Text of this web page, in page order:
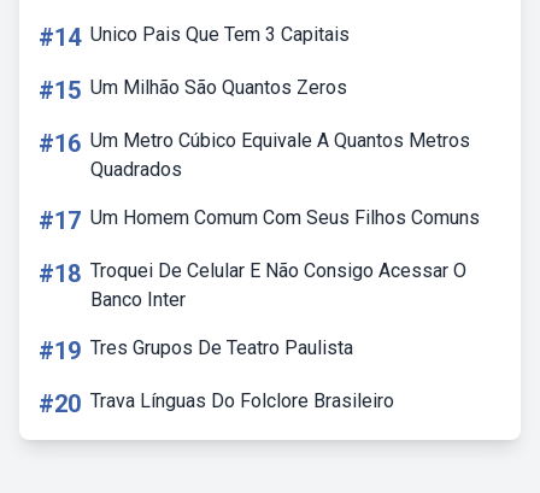
#14 Unico Pais Que Tem 3 Capitais
#15 Um Milhão São Quantos Zeros
#16 Um Metro Cúbico Equivale A Quantos Metros
Quadrados
#17 Um Homem Comum Com Seus Filhos Comuns
#18 Troquei De Celular E Não Consigo Acessar O
Banco Inter
#19 Tres Grupos De Teatro Paulista
#20 Trava Línguas Do Folclore Brasileiro